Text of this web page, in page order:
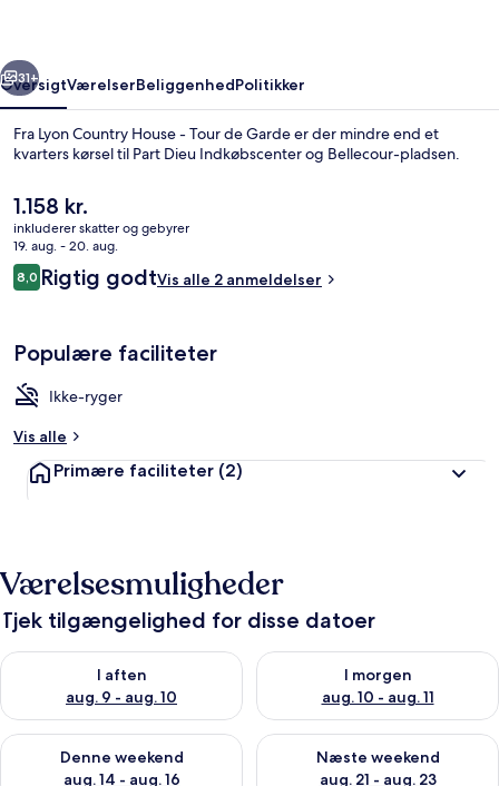
Garde
Næste
31+
OversigtVærelserBeliggenhedPolitikker
Fra Lyon Country House - Tour de Garde er der mindre end et
kvarters kørsel til Part Dieu Indkøbscenter og Bellecour-pladsen.
Den
nuværende
pris
er
1.158 kr.
1.158 kr.
inkluderer skatter og gebyrer
19. aug. - 20. aug.
Anmeldelser
8,08,0 ud af 10.
Rigtig godtVis alle 2 anmeldelser
Populære faciliteter
Ikke-ryger
Vis alle
Primære faciliteter (2)
Værelsesmuligheder
Tjek tilgængelighed for disse datoer
I aften
aug. 9 - aug. 10
Tjek tilgængelighed for i aften aug. 9 - aug. 10
I morgen
aug. 10 - aug. 11
Tjek tilgængelighed for i
Denne weekend
aug. 14 - aug. 16
Tjek tilgængelighed for denne weekend aug. 14 - aug. 16
Næste weekend
aug. 21 - aug. 23
Tjek tilgængelighed for næste